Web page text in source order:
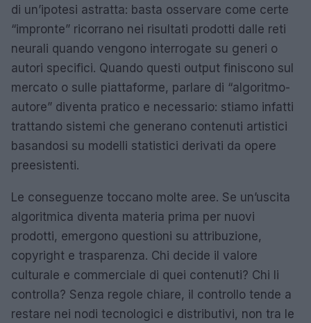
di un’ipotesi astratta: basta osservare come certe
“impronte” ricorrano nei risultati prodotti dalle reti
neurali quando vengono interrogate su generi o
autori specifici. Quando questi output finiscono sul
mercato o sulle piattaforme, parlare di “algoritmo-
autore” diventa pratico e necessario: stiamo infatti
trattando sistemi che generano contenuti artistici
basandosi su modelli statistici derivati da opere
preesistenti.
Le conseguenze toccano molte aree. Se un’uscita
algoritmica diventa materia prima per nuovi
prodotti, emergono questioni su attribuzione,
copyright e trasparenza. Chi decide il valore
culturale e commerciale di quei contenuti? Chi li
controlla? Senza regole chiare, il controllo tende a
restare nei nodi tecnologici e distributivi, non tra le